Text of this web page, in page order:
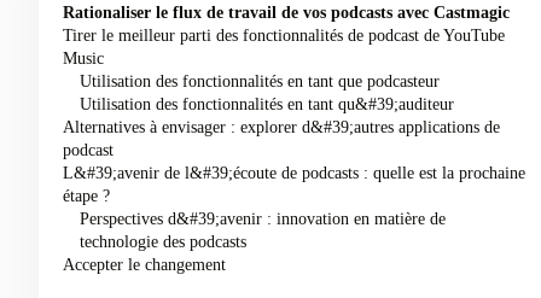
Rationaliser le flux de travail de vos podcasts avec Castmagic
Tirer le meilleur parti des fonctionnalités de podcast de YouTube
Music
Utilisation des fonctionnalités en tant que podcasteur
Utilisation des fonctionnalités en tant qu&#39;auditeur
Alternatives à envisager : explorer d&#39;autres applications de
podcast
L&#39;avenir de l&#39;écoute de podcasts : quelle est la prochaine
étape ?
Perspectives d&#39;avenir : innovation en matière de
technologie des podcasts
Accepter le changement